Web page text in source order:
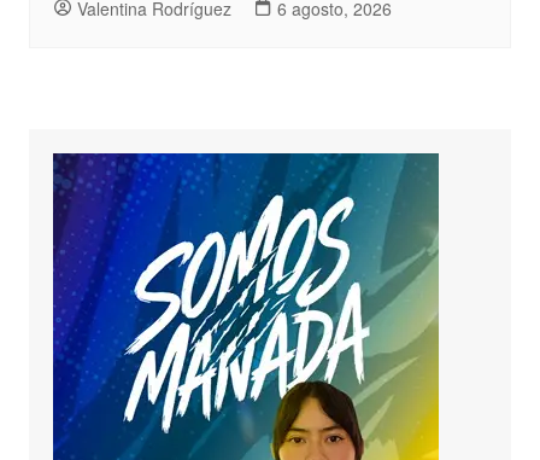
Valentina Rodríguez 6 agosto, 2026